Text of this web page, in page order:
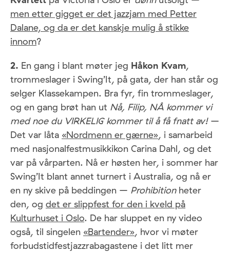
men etter gigget er det jazzjam med Petter
Dalane, og da er det kanskje mulig å stikke
innom?
2. En gang i blant møter jeg Håkon Kvam,
trommeslager i Swing’It, på gata, der han står og
selger Klassekampen. Bra fyr, fin trommeslager,
og en gang brøt han ut Nå, Filip, NÅ kommer vi
med noe du VIRKELIG kommer til å få fnatt av! –
Det var låta «Nordmenn er gærne», i samarbeid
med nasjonalfestmusikkikon Carina Dahl, og det
var på vårparten. Nå er høsten her, i sommer har
Swing’It blant annet turnert i Australia, og nå er
en ny skive på beddingen – Prohibition heter
den, og det er slippfest for den i kveld på
Kulturhuset i Oslo. De har sluppet en ny video
også, til singelen «Bartender», hvor vi møter
forbudstidfestjazzrabagastene i det litt mer